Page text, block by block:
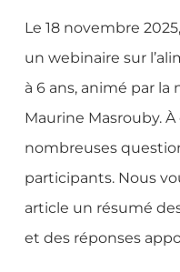
Le 18 novembre
un webinaire sur
à 6 ans, animé par
Maurine Masrouby.
nombreuses
participants. Nous
article un résumé
et des réponses